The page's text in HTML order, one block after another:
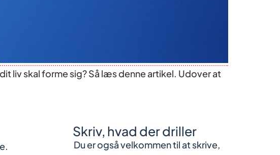
liv skal forme sig? Så læs denne artikel. Udover at
Skriv, hvad der driller
Du er også velkommen til at skrive,